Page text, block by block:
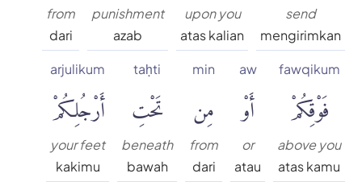
send
mengirimkan
upon you
atas kalian
punishment
azab
from
dari
fawqikum
فَوْقِكُمْ
above you
atas kamu
aw
أَوْ
or
atau
min
مِن
from
dari
taḥti
تَحْتِ
beneath
bawah
arjulikum
أَرْجُلِكُمْ
your feet
kakimu